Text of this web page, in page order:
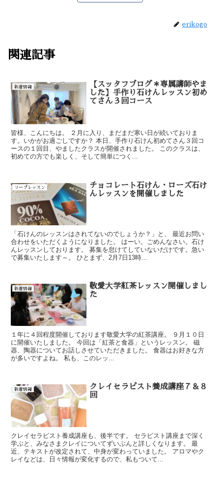
erikogo
関連記事
新着情報
【スッタフブログ＊専属講師やま
した】手作り石けんレッスン初め
てさん３回コース
皆様、こんにちは。 ２月に入り、まだまだ寒い日が続いておりま
す。いかがお過ごしですか？ 本日、手作り石けん初めてさん３回コ
ースの１回目、やましたクラスが開催されました。 このクラスは、
初めての方でも楽しく、そして簡単につく...
ソープレッスン
チョコレート石けん・ローズ石け
んレッスンを開催しました
「石けんのレッスンはされてないのでしょうか？」と、 最近お問い
合わせをいただくようになりました。 はーい。ごめんなさい。石け
んレッスンしております。 募集を怠けてしていないだけです。急い
で募集いたします～。 ひとまず、2月7日13時...
新着情報
敬愛大学紅茶レッスン開催しまし
た
１年に４回程度開催しております敬愛大学の紅茶講座。 ９月１０日
に開催いたしました。 今回は「紅茶と食器」というレッスン。 磁
器、陶器についてお話しさせていただきました。 食器はお好きな方
が多いですよね。 私も、このレッ...
新着情報
クレイセラピスト養成講座７＆８
回
クレイセラピスト養成講座も、後半です。 セラピスト講座まで深く
学ぶと、みなさまクレイについてずいぶんと詳しくなります。 最
近、テキストが改定されて、中身が変わっていました。 アロマやク
レイなどは、日々情報が変化するので、私もついて...